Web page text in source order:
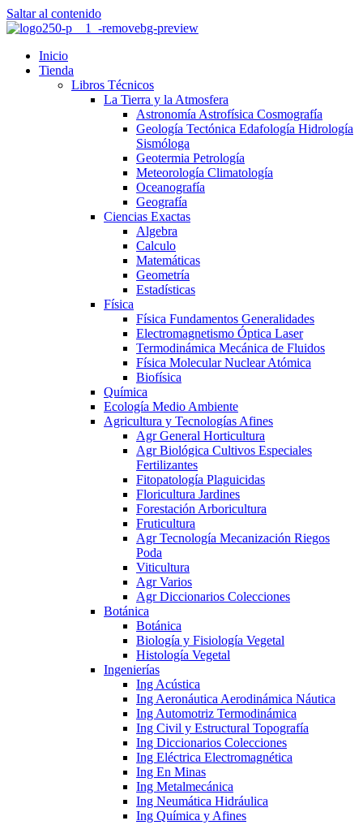
Saltar al contenido
Inicio
Tienda
Libros Técnicos
La Tierra y la Atmosfera
Astronomía Astrofísica Cosmografía
Geología Tectónica Edafología Hidrología
Sismóloga
Geotermia Petrología
Meteorología Climatología
Oceanografía
Geografía
Ciencias Exactas
Algebra
Calculo
Matemáticas
Geometría
Estadísticas
Física
Física Fundamentos Generalidades
Electromagnetismo Óptica Laser
Termodinámica Mecánica de Fluidos
Física Molecular Nuclear Atómica
Biofísica
Química
Ecología Medio Ambiente
Agricultura y Tecnologías Afines
Agr General Horticultura
Agr Biológica Cultivos Especiales
Fertilizantes
Fitopatología Plaguicidas
Floricultura Jardines
Forestación Arboricultura
Fruticultura
Agr Tecnología Mecanización Riegos
Poda
Viticultura
Agr Varios
Agr Diccionarios Colecciones
Botánica
Botánica
Biología y Fisiología Vegetal
Histología Vegetal
Ingenierías
Ing Acústica
Ing Aeronáutica Aerodinámica Náutica
Ing Automotriz Termodinámica
Ing Civil y Estructural Topografía
Ing Diccionarios Colecciones
Ing Eléctrica Electromagnética
Ing En Minas
Ing Metalmecánica
Ing Neumática Hidráulica
Ing Química y Afines